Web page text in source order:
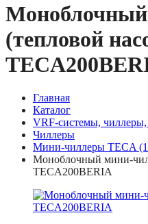
(тепловой
Главная
Каталог
VRF-системы,
Чиллеры
Мини-чиллеры TECA
Моноблочный мини-
TECA200BERIA